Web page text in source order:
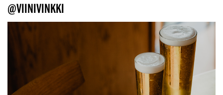
@VIINIVINKKI